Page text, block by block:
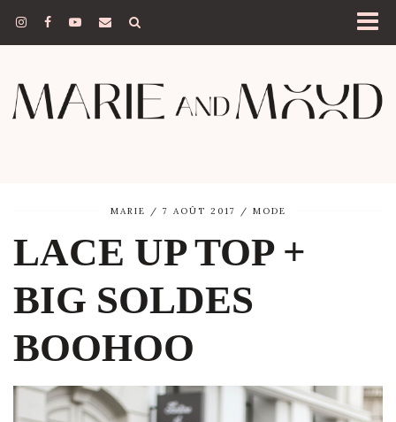
MARIE 7 AOÛT 2017 MODE
LACE UP TOP +
BIG SOLDES
BOOHOO